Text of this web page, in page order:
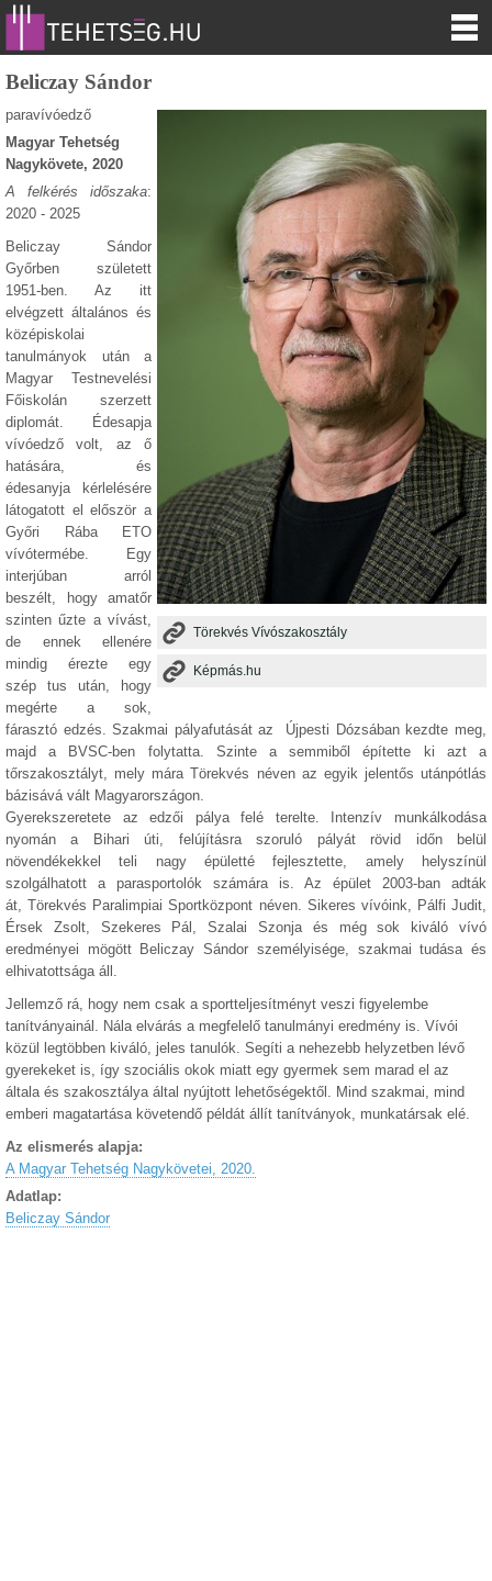
Beliczay Sándor
Törekvés Vívószakosztály
Képmás.hu
paravívóedző
Magyar Tehetség
Nagykövete, 2020
A felkérés időszaka:
2020 - 2025
Beliczay Sándor
Győrben született
1951-ben. Az itt
elvégzett általános és
középiskolai
tanulmányok után a
Magyar Testnevelési
Főiskolán szerzett
diplomát. Édesapja
vívóedző volt, az ő
hatására, és
édesanyja kérlelésére
látogatott el először a
Győri Rába ETO
vívótermébe. Egy
interjúban arról
beszélt, hogy amatőr
szinten űzte a vívást,
de ennek ellenére
mindig érezte egy
szép tus után, hogy
megérte a sok,
fárasztó edzés. Szakmai pályafutását az Újpesti Dózsában kezdte meg,
majd a BVSC-ben folytatta. Szinte a semmiből építette ki azt a
tőrszakosztályt, mely mára Törekvés néven az egyik jelentős utánpótlás
bázisává vált Magyarországon.
Gyerekszeretete az edzői pálya felé terelte. Intenzív munkálkodása
nyomán a Bihari úti, felújításra szoruló pályát rövid időn belül
növendékekkel teli nagy épületté fejlesztette, amely helyszínül
szolgálhatott a parasportolók számára is. Az épület 2003-ban adták
át,Törekvés Paralimpiai Sportközpont néven. Sikeres vívóink, Pálfi Judit,
Érsek Zsolt, Szekeres Pál, Szalai Szonja és még sok kiváló vívó
eredményei mögött Beliczay Sándor személyisége, szakmaitudása és
elhivatottságaáll.
Jellemző rá, hogy nem csak a sportteljesítményt veszi figyelembe
tanítványainál. Nála elvárás a megfelelő tanulmányi eredmény is. Vívói
közül legtöbben kiváló, jeles tanulók. Segíti a nehezebb helyzetben lévő
gyerekeket is, így szociális okok miatt egy gyermek sem marad el az
általa és szakosztálya által nyújtott lehetőségektől. Mind szakmai, mind
emberi magatartása követendő példát állít tanítványok, munkatársak elé.
Az elismerés alapja:
A Magyar Tehetség Nagykövetei, 2020.
Adatlap:
Beliczay Sándor